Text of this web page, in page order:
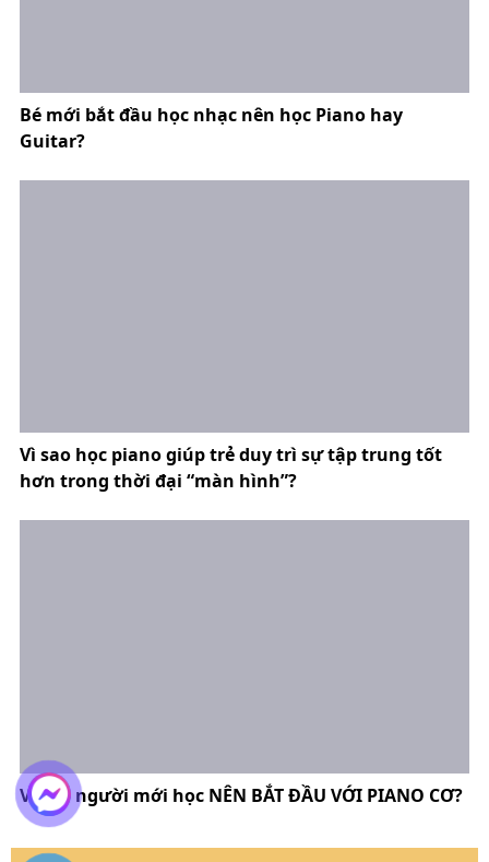
Bé mới bắt đầu học nhạc nên học Piano hay
Guitar?
Vì sao học piano giúp trẻ duy trì sự tập trung tốt
hơn trong thời đại “màn hình”?
Vì sao người mới học NÊN BẮT ĐẦU VỚI PIANO CƠ?